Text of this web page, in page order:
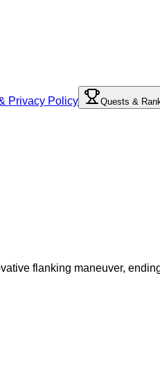
Privacy Policy Quests &
flanking maneuver,